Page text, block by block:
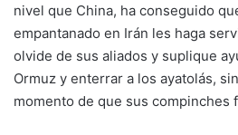
nivel que China, ha conseguido
empantanado en Irán les haga
olvide de sus aliados y suplique
Ormuz y enterrar a los ayatolás,
momento de que sus compinches